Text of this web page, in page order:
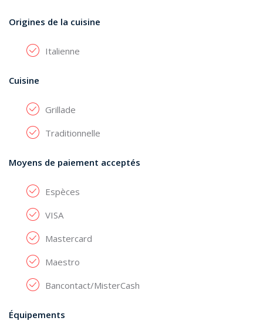
Origines de la cuisine
Italienne
Cuisine
Grillade
Traditionnelle
Moyens de paiement acceptés
Espèces
VISA
Mastercard
Maestro
Bancontact/MisterCash
Équipements